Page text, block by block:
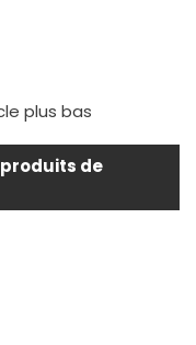
plus bas
de